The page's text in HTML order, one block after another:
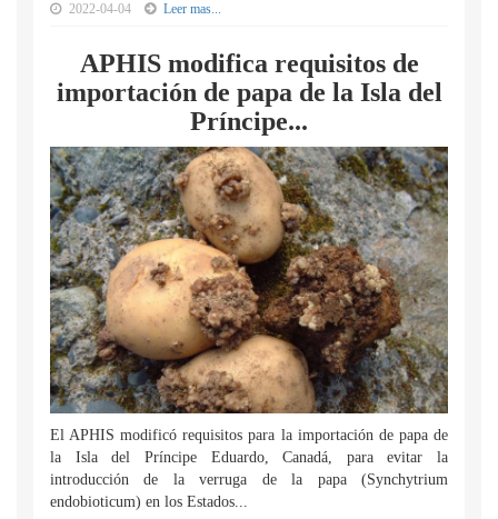
2022-04-04 Leer mas...
APHIS modifica requisitos de
importación de papa de la Isla del
Príncipe...
El APHIS modificó requisitos para la importación de papa de
la Isla del Príncipe Eduardo, Canadá, para evitar la
introducción de la verruga de la papa (Synchytrium
endobioticum) en los Estados...